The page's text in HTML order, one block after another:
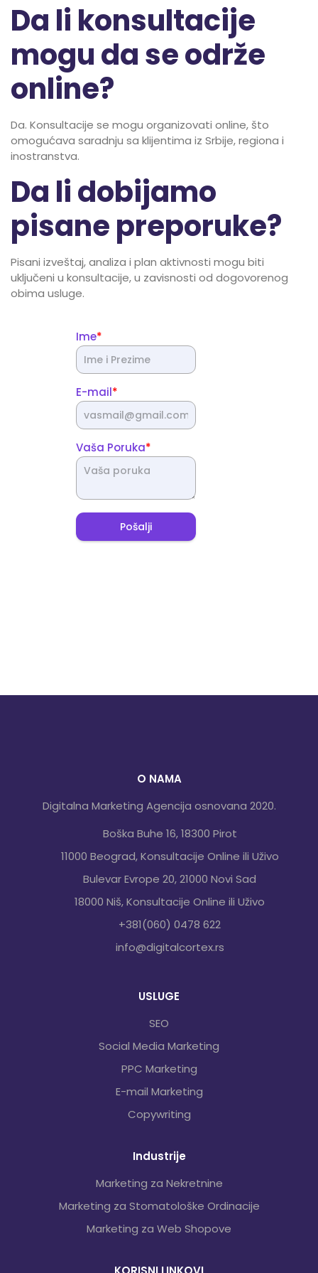
Da li konsultacije
mogu da se održe
online?
Da. Konsultacije se mogu organizovati online, što
omogućava saradnju sa klijentima iz Srbije, regiona i
inostranstva.
Da li dobijamo
pisane preporuke?
Pisani izveštaj, analiza i plan aktivnosti mogu biti
uključeni u konsultacije, u zavisnosti od dogovorenog
obima usluge.
Ime*
E-mail*
Vaša Poruka*
Pošalji
O NAMA
Digitalna Marketing Agencija osnovana 2020.
Boška Buhe 16, 18300 Pirot
11000 Beograd, Konsultacije Online ili Uživo
Bulevar Evrope 20, 21000 Novi Sad
18000 Niš, Konsultacije Online ili Uživo
+381(060) 0478 622
info@digitalcortex.rs
USLUGE
SEO
Social Media Marketing
PPC Marketing
E-mail Marketing
Copywriting
Industrije
Marketing za Nekretnine
Marketing za Stomatološke Ordinacije
Marketing za Web Shopove